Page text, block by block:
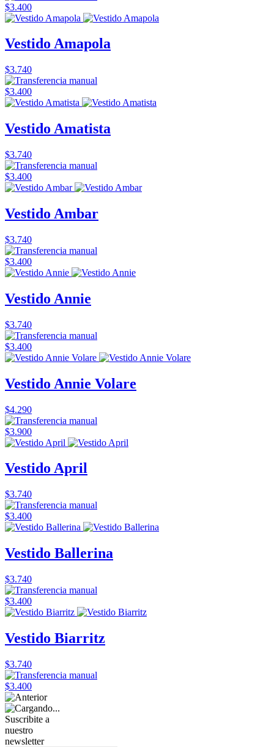
$3.400
Vestido Amapola
$3.740
$3.400
Vestido Amatista
$3.740
$3.400
Vestido Ambar
$3.740
$3.400
Vestido Annie
$3.740
$3.400
Vestido Annie Volare
$4.290
$3.900
Vestido April
$3.740
$3.400
Vestido Ballerina
$3.740
$3.400
Vestido Biarritz
$3.740
$3.400
Suscribite a
nuestro
newsletter